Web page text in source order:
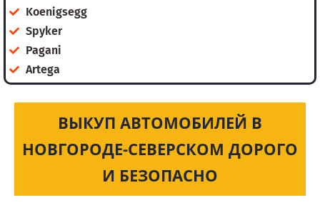
Koenigsegg
Spyker
Pagani
Artega
ВЫКУП АВТОМОБИЛЕЙ В
НОВГОРОДЕ-СЕВЕРСКОМ ДОРОГО
И БЕЗОПАСНО